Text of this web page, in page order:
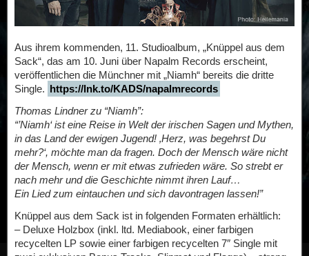
Aus ihrem kommenden, 11. Studioalbum, „Knüppel aus dem
Sack“, das am 10. Juni über Napalm Records erscheint,
veröffentlichen die Münchner mit „Niamh“ bereits die dritte
Single. https://lnk.to/KADS/napalmrecords
Thomas Lindner zu “Niamh”:
“’Niamh‘ ist eine Reise in Welt der irischen Sagen und Mythen,
in das Land der ewigen Jugend! ‚Herz, was begehrst Du
mehr?‘, möchte man da fragen. Doch der Mensch wäre nicht
der Mensch, wenn er mit etwas zufrieden wäre. So strebt er
nach mehr und die Geschichte nimmt ihren Lauf…
Ein Lied zum eintauchen und sich davontragen lassen!”
Knüppel aus dem Sack ist in folgenden Formaten erhältlich:
– Deluxe Holzbox (inkl. ltd. Mediabook, einer farbigen
recycelten LP sowie einer farbigen recycelten 7″ Single mit